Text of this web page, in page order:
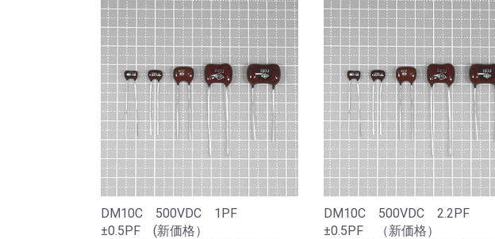
DM10C 500VDC 1PF
±0.5PF (新価格）
DM10C 500VDC 2.2PF
±0.5PF （新価格）